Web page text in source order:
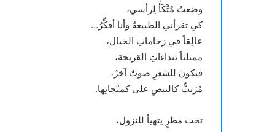
وضعتُ مُتَّكَأً لِرأسي،
كي تقرأني الطبيعةُ وأنا أفكِّرُ…
عالِقاً في زحاماتِ الخيال،
ممتلئاً بنداءاتِ القريحة،
فيكون للشعرِ صوتٌ آخرٌ،
مُرَتبٌّ كالنبضِ على كمنْجاتِها.
تحت مطرٍ يتهيأ للنزول،